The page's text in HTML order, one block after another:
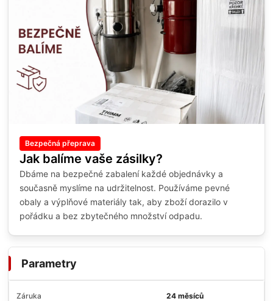
Bezpečná přeprava
Jak balíme vaše zásilky?
Dbáme na bezpečné zabalení každé objednávky a
současně myslíme na udržitelnost. Používáme pevné
obaly a výplňové materiály tak, aby zboží dorazilo v
pořádku a bez zbytečného množství odpadu.
Parametry
Záruka 24 měsíců